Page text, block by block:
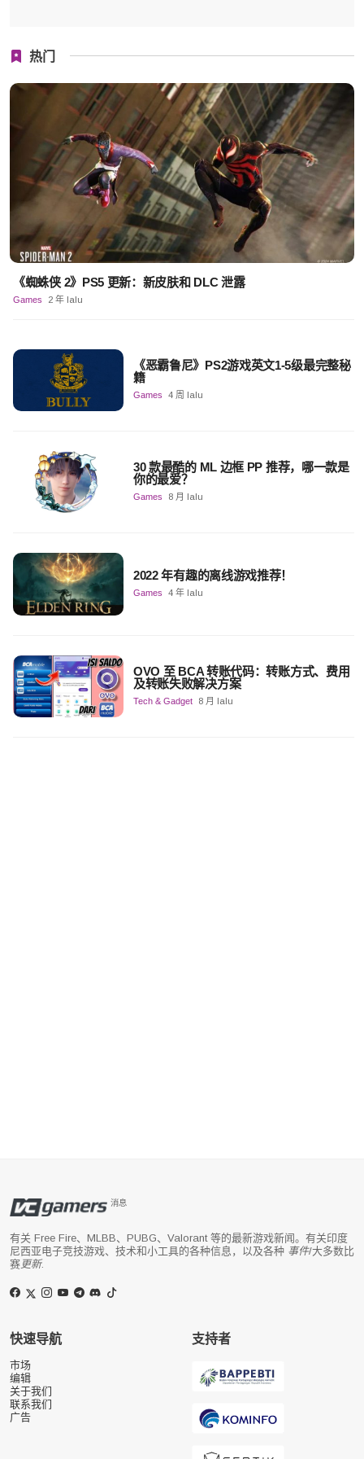
热门
《蜘蛛侠 2》PS5 更新：新皮肤和 DLC 泄露
Games 2 年 lalu
《恶霸鲁尼》PS2游戏英文1-5级最完整秘
籍
Games 4 周 lalu
30 款最酷的 ML 边框 PP 推荐，哪一款是
你的最爱？
Games 8 月 lalu
2022 年有趣的离线游戏推荐！
Games 4 年 lalu
OVO 至 BCA 转账代码：转账方式、费用
及转账失败解决方案
Tech & Gadget 8 月 lalu
消息
有关 Free Fire、MLBB、PUBG、Valorant 等的最新游戏新闻。有关印度
尼西亚电子竞技游戏、技术和小工具的各种信息，以及各种 事件/大多数比
赛更新.
快速导航
市场
编辑
关于我们
联系我们
广告
支持者